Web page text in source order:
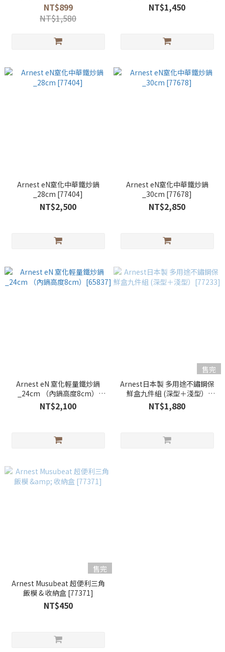
NT$899
NT$1,580
NT$1,450
Arnest eN窒化中華鐵炒鍋
_28cm [77404]
NT$2,500
Arnest eN窒化中華鐵炒鍋
_30cm [77678]
NT$2,850
Arnest eN 窒化輕量鐵炒鍋
_24cm （內鍋高度8cm）
[65837]
NT$2,100
售完
Arnest日本製 多用途不鏽鋼保
鮮盒九件組 (深型＋淺型）
[77233]
NT$1,880
售完
Arnest Musubeat 超便利三角
飯模 & 收納盒 [77371]
NT$450